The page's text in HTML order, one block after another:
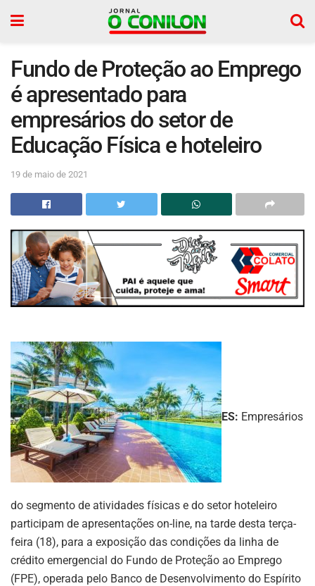
Fundo de Proteção ao Emprego
é apresentado para
empresários do setor de
Educação Física e hoteleiro
19 de maio de 2021
ES: Empresários
do segmento de atividades físicas e do setor hoteleiro
participam de apresentações on-line, na tarde desta terça-
feira (18), para a exposição das condições da linha de
crédito emergencial do Fundo de Proteção ao Emprego
(FPE), operada pelo Banco de Desenvolvimento do Espírito